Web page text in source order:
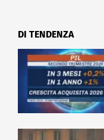
DI TENDENZA